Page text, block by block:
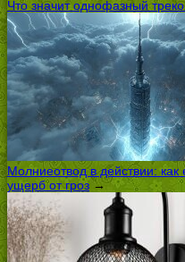
Что значит однофазный
Молниеотвод в действии: как
ущерб от гроз →